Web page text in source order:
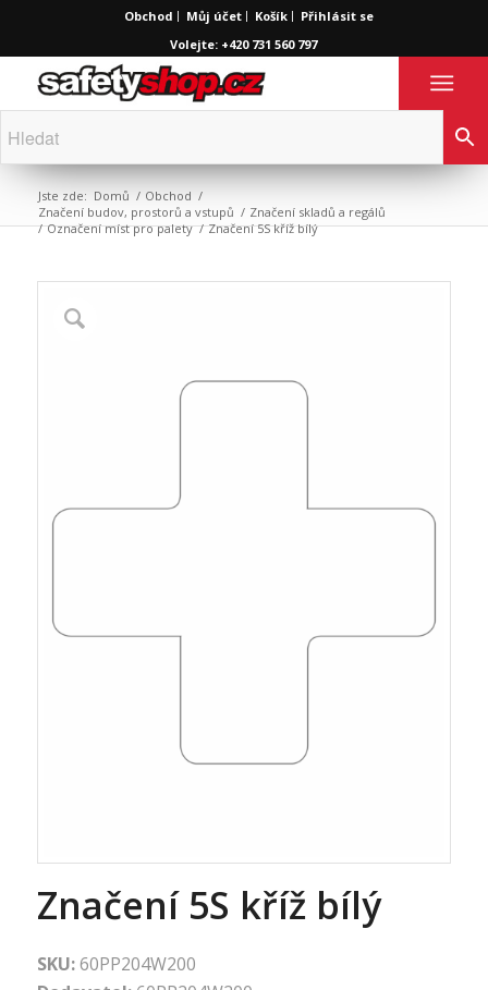
Obchod Můj účet Košík
Přihlásit se
Volejte: +420 731 560 797
Jste zde: Domů / Obchod /
Značení budov, prostorů a vstupů / Značení skladů a regálů
/ Označení míst pro palety / Značení 5S kříž bílý
Značení 5S kříž bílý
SKU:60PP204W200